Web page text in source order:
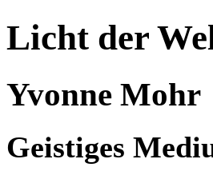
Licht der
Yvonne Mohr
Geistiges